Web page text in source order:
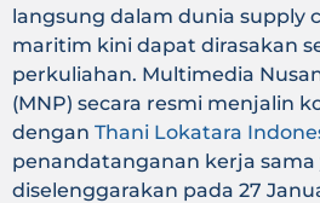
langsung dalam dunia supply
maritim kini dapat dirasakan
perkuliahan. Multimedia
(MNP) secara resmi menjalin
dengan Thani Lokatara
penandatanganan kerja sama
diselenggarakan pada 27